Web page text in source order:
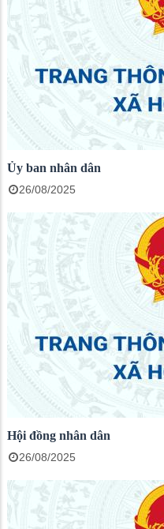
Ủy ban nhân dân
26/08/2025
Hội đồng nhân dân
26/08/2025